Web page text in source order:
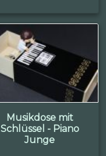
Musikdose mit
Schlüssel - Piano
Junge